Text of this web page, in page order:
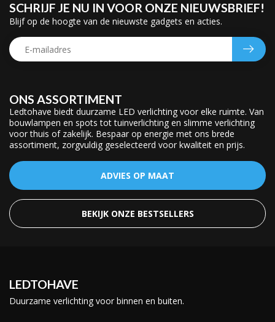
ONS ASSORTIMENT
Ledtohave biedt duurzame LED verlichting voor elke ruimte. Van
bouwlampen en spots tot tuinverlichting en slimme verlichting
voor thuis of zakelijk. Bespaar op energie met ons brede
assortiment, zorgvuldig geselecteerd voor kwaliteit en prijs.
ADVIES OP MAAT
BEKIJK ONZE BESTSELLERS
SCHRIJF JE NU IN VOOR ONZE NIEUWSBRIEF!
Blijf op de hoogte van de nieuwste gadgets en acties.
LEDTOHAVE
Duurzame verlichting voor binnen en buiten.